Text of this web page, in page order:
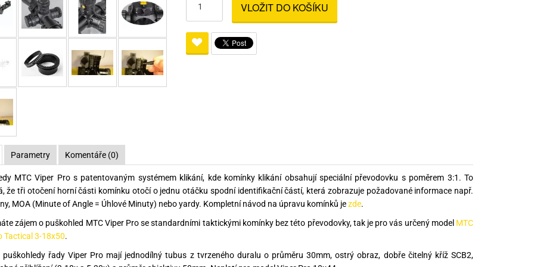
na ZP
Pro lištu weaver a picatinny
Adaptéry
Pro lištu 15 - 17 mm
Náboje na ZP Pistolové a revolverové náboje
Brokové náboje
Ochranné prostředky
Rowan Engineering
Bipody, stolice a vaky
Pro perkusní zbraně
Svítilny
VLOŽIT DO KOŠÍKU
Parametry Komentáře (0)
MTC Viper Pro s patentovaným systémem klikání, kde komínky klikání obsahují speciální převodovku s poměrem 3:1. To
že tři otočení horní části komínku otočí o jednu otáčku spodní identifikační částí, která zobrazuje požadované informace např.
MOA (Minute of Angle = Úhlové Minuty) nebo yardy. Kompletní návod na úpravu komínků jezde.
zájem o puškohled MTC Viper Pro se standardními taktickými komínky bez této převodovky, tak je pro vás určený model MTC
Tactical 3-18x50.
puškohledy řady Viper Pro mají jednodílný tubus z tvrzeného duralu o průměru 30mm, ostrý obraz, dobře čitelný kříž SCB2,